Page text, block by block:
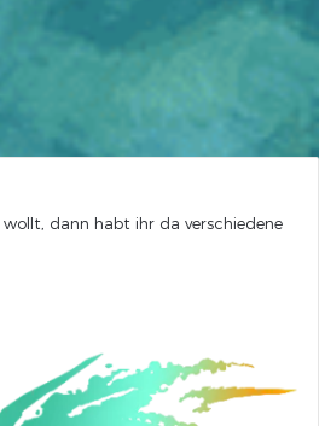
dann habt ihr da verschiedene